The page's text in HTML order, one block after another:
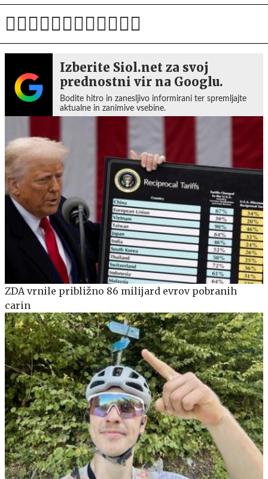
Izberite Siol.net za svoj
prednostni vir na Googlu.
Bodite hitro in zanesljivo informirani ter spremljajte
aktualne in zanimive vsebine.
ZDA vrnile približno 86 milijard evrov pobranih
carin